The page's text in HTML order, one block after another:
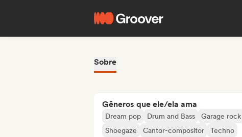
Sobre
Gêneros que ele/ela ama
Dream pop Drum and Bass Garage rock
Shoegaze
Cantor-compositor Techno